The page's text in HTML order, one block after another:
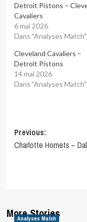
Detroit Pistons –
Cavaliers
6 mai 2026
Dans "Analyses Match"
Cleveland Cavaliers –
Detroit Pistons
14 mai 2026
Dans "Analyses Match"
Post
navigation
Previous:
Charlotte Hornets –
More Stories
Analyses Match